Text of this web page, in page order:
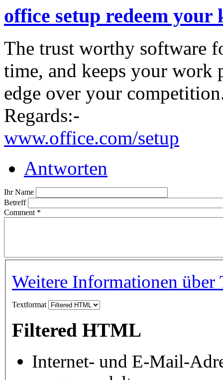
office setup redeem your
The trust worthy software
time, and keeps your
edge over your
Regards:-
www.office.com/setup
Antworten
Ihr Name
Betreff
Comment *
Weitere Informationen über
Textformat
Filtered HTML
Internet- und E-Mail-